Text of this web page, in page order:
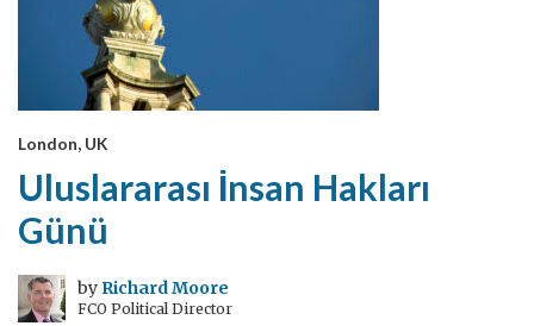
London, UK
Uluslararası İnsan Hakları
Günü
by Richard Moore
FCO Political Director